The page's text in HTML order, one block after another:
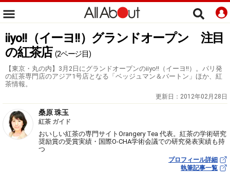
iiyo!!（イーヨ!!）グランドオープン 注目
の紅茶店 (2ページ目)
【東京・丸の内】3月2日にグランドオープンのiiyo!!（イーヨ!!）。パリ発
の紅茶専門店のアジア1号店となる「ベッジュマン＆バートン」ほか、紅
茶情報。
更新日： 2012年02月28日
桑原 珠玉
紅茶 ガイド
おいしい紅茶の専門サイトOrangery Tea 代表。紅茶の学術研究
奨励賞の受賞実績・国際O-CHA学術会議での研究発表実績も持
つ
プロフィール詳細
執筆記事一覧